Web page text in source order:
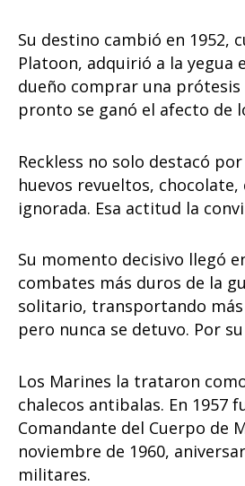
Su destino cambió en 1952,
Platoon, adquirió a la yegua
dueño comprar una prótesis
pronto se ganó el afecto de
Reckless no solo destacó
huevos revueltos,
ignorada. Esa actitud la
Su momento decisivo llegó
combates más duros de la
solitario, transportando más
pero nunca se detuvo. Por
Los Marines la trataron
chalecos antibalas. En
Comandante del Cuerpo de
noviembre de 1960,
militares.